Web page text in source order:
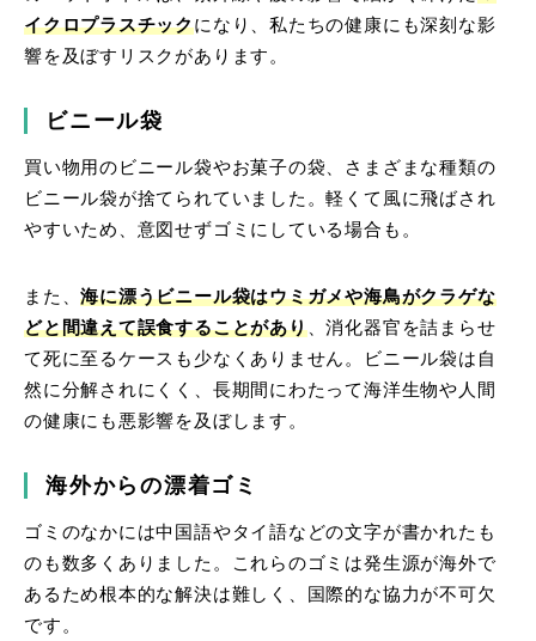
イクロプラスチックになり、私たちの健康にも深刻な影
響を及ぼすリスクがあります。
ビニール袋
買い物用のビニール袋やお菓子の袋、さまざまな種類の
ビニール袋が捨てられていました。軽くて風に飛ばされ
やすいため、意図せずゴミにしている場合も。
また、海に漂うビニール袋はウミガメや海鳥がクラゲな
どと間違えて誤食することがあり、消化器官を詰まらせ
て死に至るケースも少なくありません。ビニール袋は自
然に分解されにくく、長期間にわたって海洋生物や人間
の健康にも悪影響を及ぼします。
海外からの漂着ゴミ
ゴミのなかには中国語やタイ語などの文字が書かれたも
のも数多くありました。これらのゴミは発生源が海外で
あるため根本的な解決は難しく、国際的な協力が不可欠
です。